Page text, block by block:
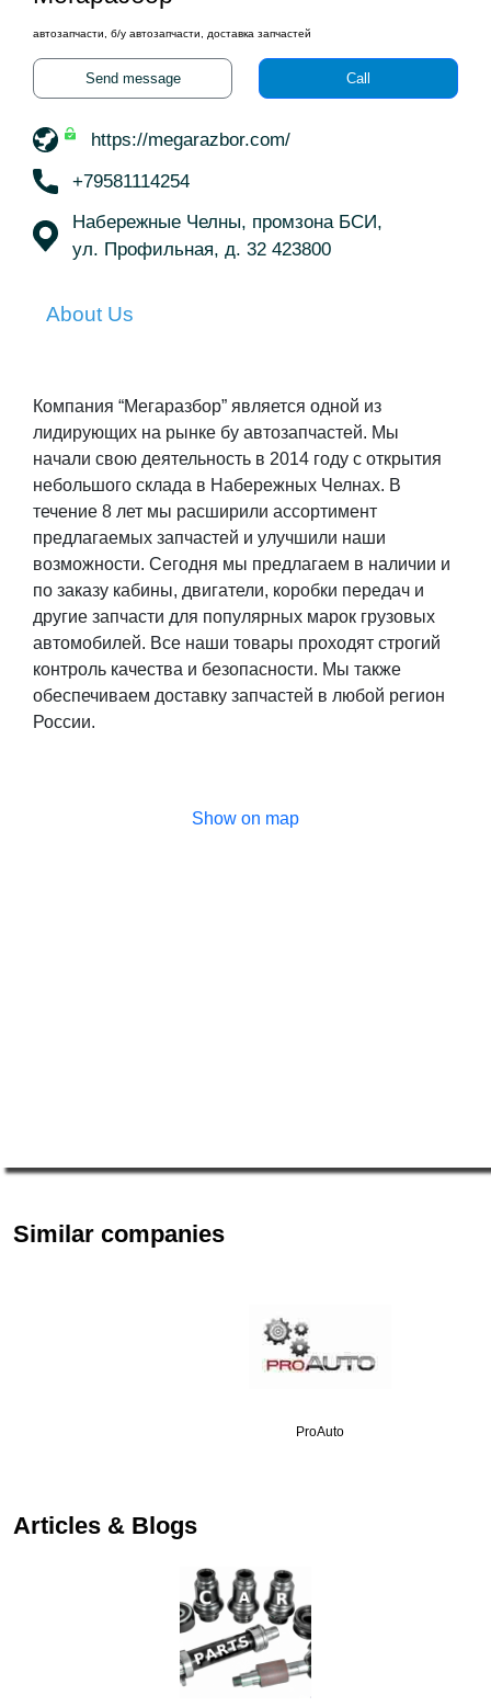
автозапчасти, б/у автозапчасти, доставка запчастей
Send message Call
https://megarazbor.com/
+79581114254
Набережные Челны, промзона БСИ,
ул. Профильная, д. 32 423800
About Us
Компания “Мегаразбор” является одной из
лидирующих на рынке бу автозапчастей. Мы
начали свою деятельность в 2014 году с открытия
небольшого склада в Набережных Челнах. В
течение 8 лет мы расширили ассортимент
предлагаемых запчастей и улучшили наши
возможности. Сегодня мы предлагаем в наличии и
по заказу кабины, двигатели, коробки передач и
другие запчасти для популярных марок грузовых
автомобилей. Все наши товары проходят строгий
контроль качества и безопасности. Мы также
обеспечиваем доставку запчастей в любой регион
России.
Show on map
Similar companies
Articles & Blogs